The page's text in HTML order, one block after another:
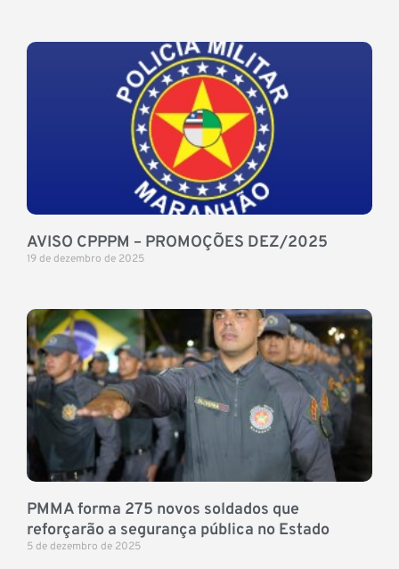
AVISO CPPPM – PROMOÇÕES DEZ/2025
19 de dezembro de 2025
PMMA forma 275 novos soldados que
reforçarão a segurança pública no Estado
5 de dezembro de 2025